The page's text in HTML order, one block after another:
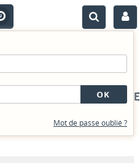
PORTAIL DOCUMENTAIRE
Mot de passe oublié ?